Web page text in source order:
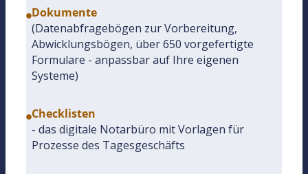
Dokumente
(Datenabfragebögen zur Vorbereitung,
Abwicklungsbögen, über 650 vorgefertigte
Formulare - anpassbar auf Ihre eigenen
Systeme)
Checklisten
- das digitale Notarbüro mit Vorlagen für
Prozesse des Tagesgeschäfts